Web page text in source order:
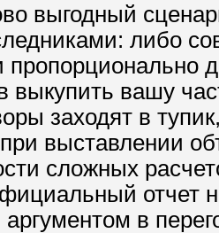
выгодный
либо
пропорционально
выкупить вашу
заходят в
выставлении
сложных
отчет
в